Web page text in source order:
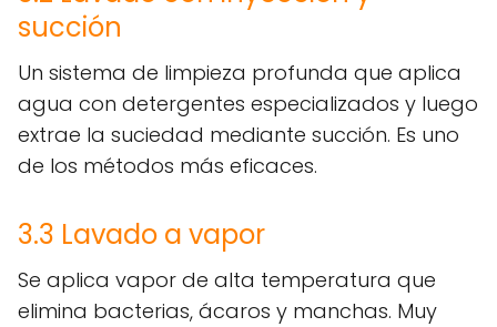
succión
Un sistema de limpieza profunda que aplica
agua con detergentes especializados y luego
extrae la suciedad mediante succión. Es uno
de los métodos más eficaces.
3.3 Lavado a vapor
Se aplica vapor de alta temperatura que
elimina bacterias, ácaros y manchas. Muy